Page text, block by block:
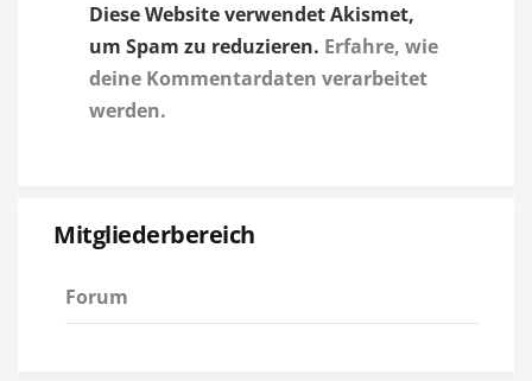
Diese Website verwendet Akismet,
um Spam zu reduzieren. Erfahre, wie
deine Kommentardaten verarbeitet
werden.
Mitgliederbereich
Forum